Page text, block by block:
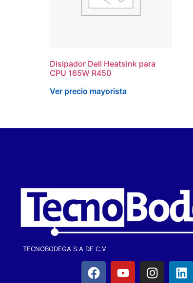
Disipador Dell Heatsink para
CPU 165W R450
Ver precio mayorista
TECNOBODEGA S.A DE C.V